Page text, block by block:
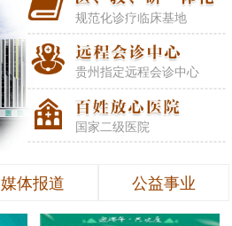
规范化诊疗临床基地
贵州指定远程会诊中心
国家二级医院
媒体报道 公益事业